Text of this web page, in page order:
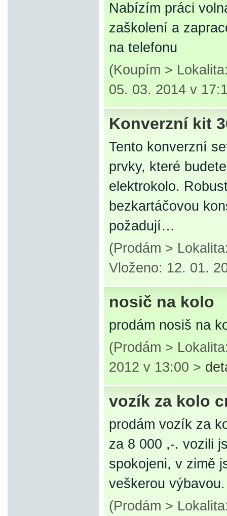
Nabízím práci
zaškolení a
na telefonu
(Koupím >
05. 03. 2014 v
Konverzní kit
Tento konverzní
prvky, které
elektrokolo.
bezkartáčovou
požadují…
(Prodám >
Vloženo: 12. 01.
nosič na kolo
prodám nosiš na
(Prodám >
2012 v 13:00 >
vozík za kolo
prodám vozík za
za 8 000 ,-. vozili
spokojeni, v zimě
veškerou
(Prodám >